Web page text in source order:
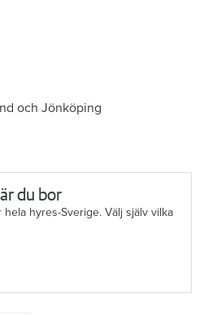
och Jönköping
du bor
hyres-Sverige. Välj själv vilka